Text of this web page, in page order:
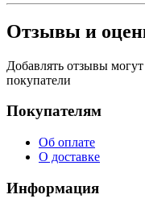
Отзывы и
Добавлять отзывы
покупатели
Покупателям
Об оплате
О доставке
Информация